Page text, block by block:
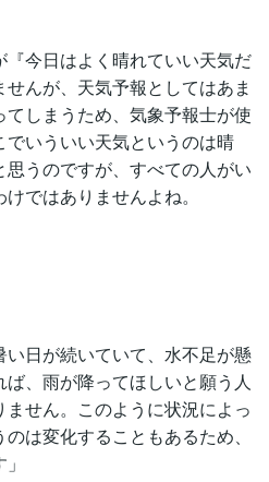
今日はよく晴れていい天気だ
んが、天気予報としてはあま
しまうため、気象予報士が使
でいういい天気というのは晴
うのですが、すべての人がい
ではありませんよね。
日が続いていて、水不足が懸
、雨が降ってほしいと願う人
せん。このように状況によっ
は変化することもあるため、